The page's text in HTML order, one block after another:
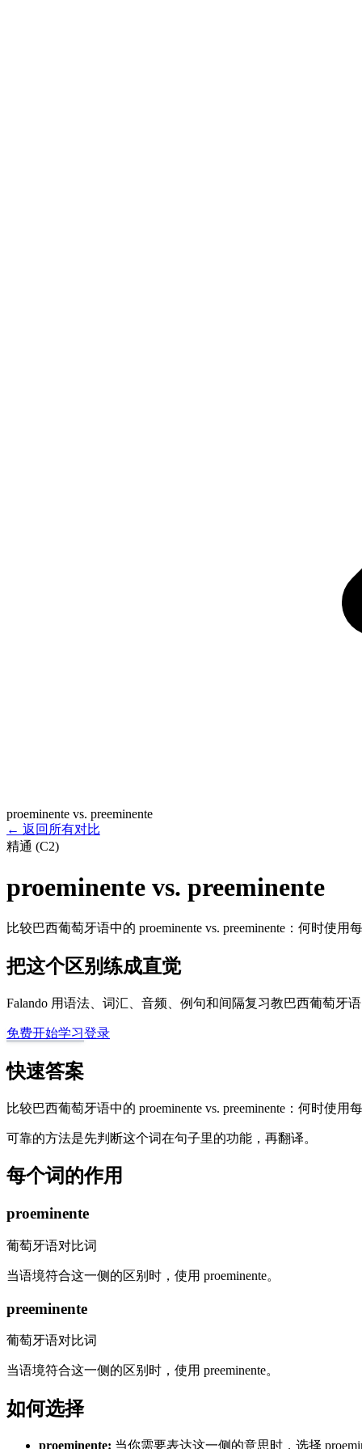
proeminente vs. preeminente
← 返回所有对比
精通 (C2)
proeminente vs. preeminente
比较巴西葡萄牙语中的 proeminente vs. preeminente：何时使
把这个区别练成直觉
Falando 用语法、词汇、音频、例句和间隔复习教巴西葡萄牙
免费开始学习登录
快速答案
比较巴西葡萄牙语中的 proeminente vs. preeminente：何时使
可靠的方法是先判断这个词在句子里的功能，再翻译。
每个词的作用
proeminente
葡萄牙语对比词
当语境符合这一侧的区别时，使用 proeminente。
preeminente
葡萄牙语对比词
当语境符合这一侧的区别时，使用 preeminente。
如何选择
proeminente: 当你需要表达这一侧的意思时，选择